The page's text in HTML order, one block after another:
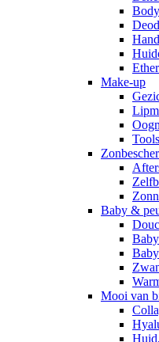
Make-up
Tools
Baby &
Mooi van